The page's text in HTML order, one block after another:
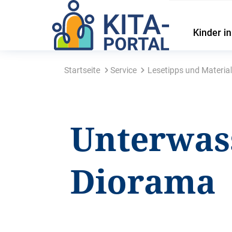
Kinder
Startseite Service Lesetipps und
Diorama